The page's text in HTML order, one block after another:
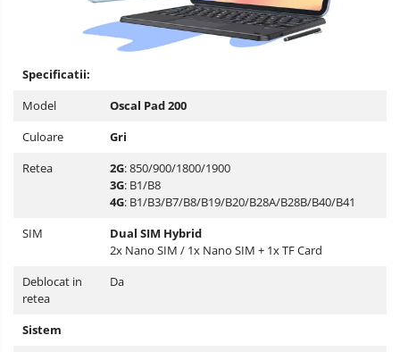
Specificatii:
Model
Oscal Pad 200
Culoare
Gri
Retea
2G: 850/900/1800/1900
3G: B1/B8
4G: B1/B3/B7/B8/B19/B20/B28A/B28B/B40/B41
SIM
Dual SIM Hybrid
2x Nano SIM / 1x Nano SIM + 1x TF Card
Deblocat in
retea
Da
Sistem